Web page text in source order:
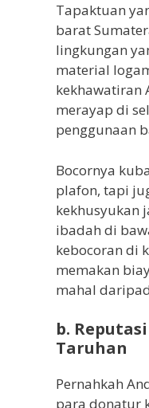
Tapaktuan
barat
lingkungan
material
kekhawatiran
merayap di
penggunaan
Bocornya
plafon, tapi
kekhusyukan
ibadah di
kebocoran di
memakan
mahal
b.
Taruhan
Pernahkah
para donatur